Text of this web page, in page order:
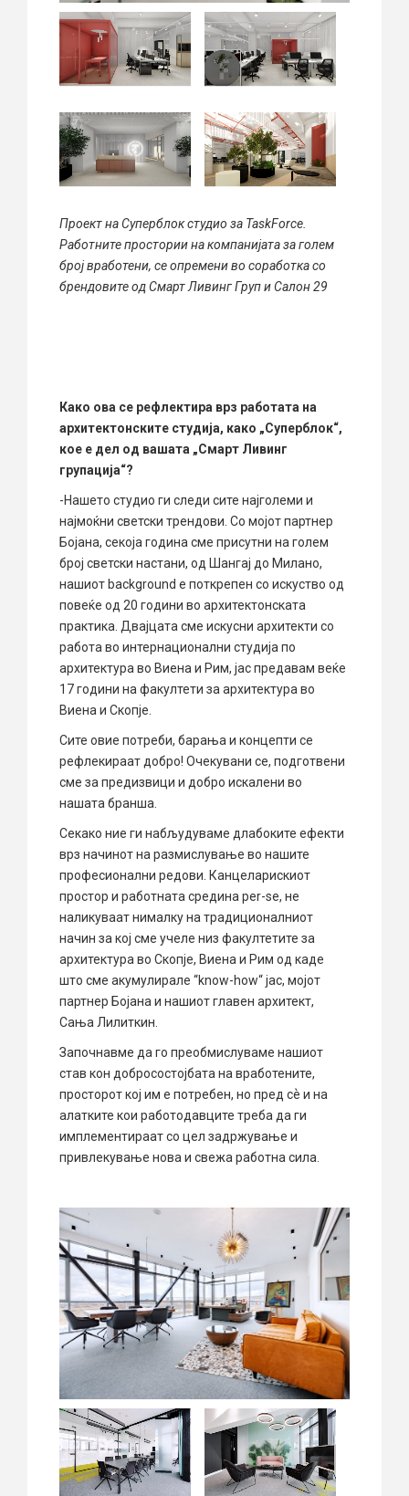
Проект на Суперблок студио за TaskForce.
Работните простории на компанијата за голем
број вработени, се опремени во соработка со
брендовите од Смарт Ливинг Груп и Салон 29
Како ова се рефлектира врз работата на
архитектонските студија, како „Суперблок“,
кое е дел од вашата „Смарт Ливинг
групација“?
-Нашето студио ги следи сите најголеми и
најмоќни светски трендови. Со мојот партнер
Бојана, секоја година сме присутни на голем
број светски настани, од Шангај до Милано,
нашиот background е поткрепен со искуство од
повеќе од 20 години во архитектонската
практика. Двајцата сме искусни архитекти со
работа во интернационални студија по
архитектура во Виена и Рим, јас предавам веќе
17 години на факултети за архитектура во
Виена и Скопје.
Сите овие потреби, барања и концепти се
рефлекираат добро! Очекувани се, подготвени
сме за предизвици и добро искалени во
нашата бранша.
Секако ние ги набљудуваме длабоките ефекти
врз начинот на размислување во нашите
професионални редови. Канцеларискиот
простор и работната средина per-se, не
наликуваат нималку на традиционалниот
начин за кој сме учеле низ факултетите за
архитектура во Скопје, Виена и Рим од каде
што сме акумулирале “know-how“ јас, мојот
партнер Бојана и нашиот главен архитект,
Сања Лилиткин.
Започнавме да го преобмислуваме нашиот
став кон добросостојбата на вработените,
просторот кој им е потребен, но пред сѐ и на
алатките кои работодавците треба да ги
имплементираат со цел задржување и
привлекување нова и свежа работна сила.